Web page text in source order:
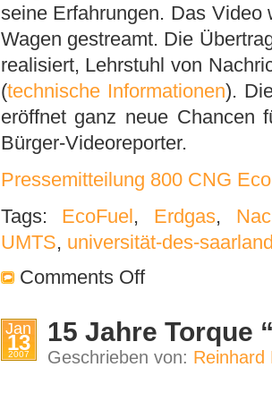
seine Erfahrungen. Das
Wagen gestreamt. Die
realisiert, Lehrstuhl von
(technische Informationen).
eröffnet ganz neue Chancen
Bürger-Videoreporter.
Pressemitteilung 800 CNG
Tags: EcoFuel, Erdgas,
UMTS, universität-des-
Comments Off
Jan
13
2007
15 Jahre Torque
Geschrieben von: Reinhard